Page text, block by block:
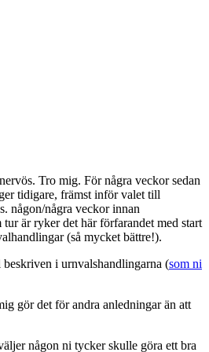
Tro mig. För några veckor sedan
tidigare, främst inför valet till
någon/några veckor innan
är ryker det här förfarandet med start
(så mycket bättre!).
i urnvalshandlingarna (som ni
gör det för andra anledningar än att
någon ni tycker skulle göra ett bra